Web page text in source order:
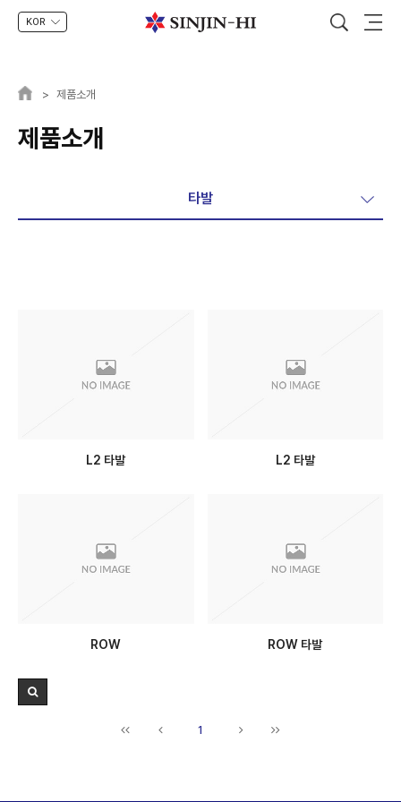
KOR
> 제품소개
제품소개
타발
L2 타발 L2 타발
ROW ROW 타발
1